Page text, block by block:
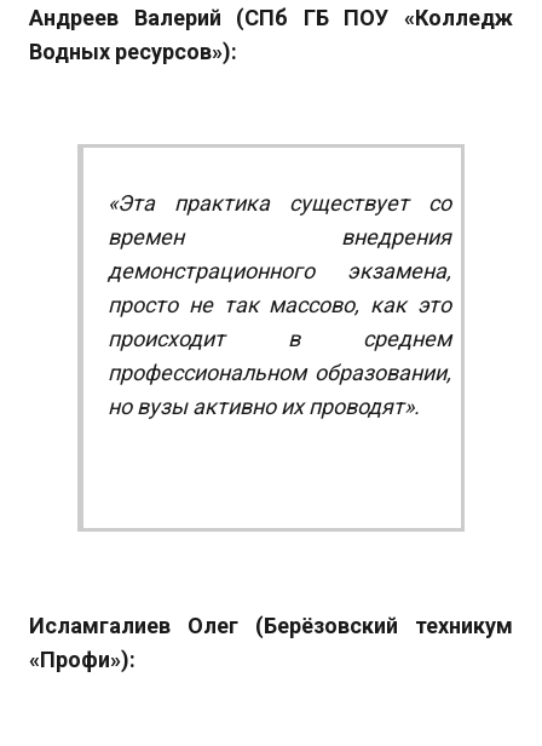
Андреев Валерий (СПб ГБ ПОУ «Колледж
Водных ресурсов»):
«Эта практика существует со
времен внедрения
демонстрационного экзамена,
просто не так массово, как это
происходит в среднем
профессиональном образовании,
но вузы активно их проводят».
Исламгалиев Олег (Берёзовский техникум
«Профи»):